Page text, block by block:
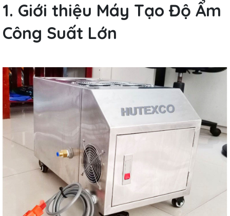
1. Giới thiệu Máy Tạo Độ Ẩm
Công Suất Lớn